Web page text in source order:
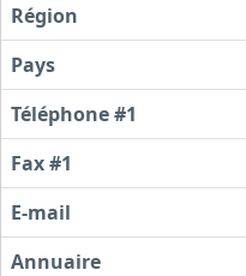
Région
Pays
Téléphone #1
Fax #1
E-mail
Annuaire